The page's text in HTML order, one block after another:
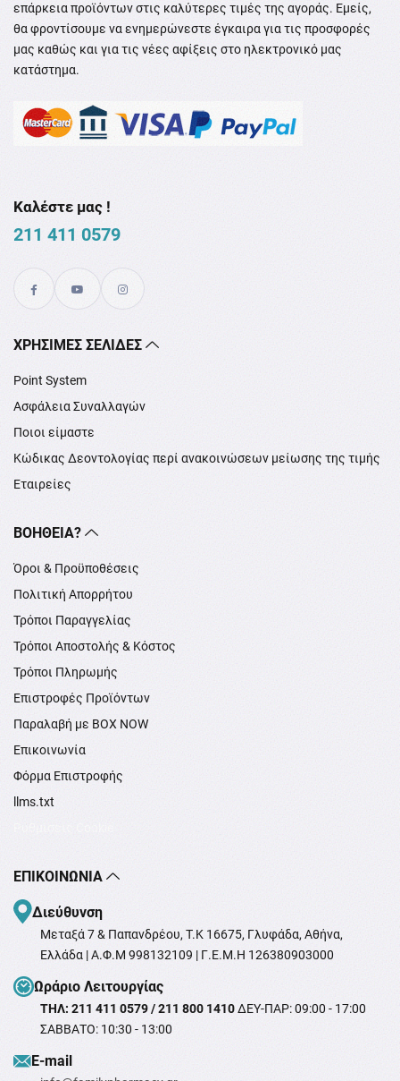
επάρκεια προϊόντων στις καλύτερες τιμές της αγοράς. Εμείς,
θα φροντίσουμε να ενημερώνεστε έγκαιρα για τις προσφορές
μας καθώς και για τις νέες αφίξεις στο ηλεκτρονικό μας
κατάστημα.
Καλέστε μας !
211 411 0579
XΡΉΣΙΜΕΣ ΣΕΛΊΔΕΣ
Point System
Ασφάλεια Συναλλαγών
Ποιοι είμαστε
Κώδικας Δεοντολογίας περί ανακοινώσεων μείωσης της τιμής
Εταιρείες
ΒΟΉΘΕΙΑ?
Όροι & Προϋποθέσεις
Πολιτική Απορρήτου
Τρόποι Παραγγελίας
Τρόποι Αποστολής & Κόστος
Τρόποι Πληρωμής
Επιστροφές Προϊόντων
Παραλαβή με BOX NOW
Επικοινωνία
Φόρμα Επιστροφής
llms.txt
ΕΠΙΚΟΙΝΩΝΊΑ
Διεύθυνση
Μεταξά 7 & Παπανδρέου, T.K 16675, Γλυφάδα, Αθήνα,
Ελλάδα | Α.Φ.Μ 998132109 | Γ.Ε.Μ.Η 126380903000
Ωράριο Λειτουργίας
ΤΗΛ: 211 411 0579 / 211 800 1410ΔΕΥ-ΠΑΡ: 09:00 - 17:00
ΣΑΒΒΑΤΟ: 10:30 - 13:00
Ε-mail